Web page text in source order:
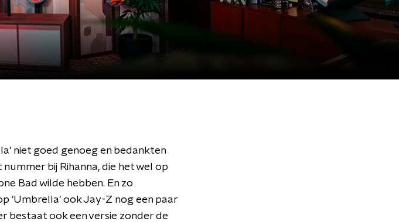
niet goed genoeg en bedankten
bij Rihanna, die het wel op
Bad wilde hebben. En zo
'Umbrella' ook Jay-Z nog een paar
bestaat ook een versie zonder de